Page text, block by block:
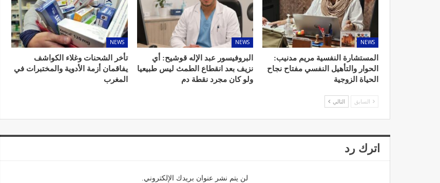
NEWS
المستشارة النفسية مريم مدنيب:
الحوار والتأهيل النفسي مفتاح نجاح
الحياة الزوجية
NEWS
البروفيسور عبد الإله قوشيح: أي
نزيف بعد انقطاع الطمث ليس طبيعيا
ولو كان مجرد نقطة دم
NEWS
تأخر الشحنات وغلاء الكواشف
يفاقمان أزمة الأدوية والمختبرات في
المغرب
السابق التالي
اترك رد
لن يتم نشر عنوان بريدك الإلكتروني.
مصحة الجامعة بأكادير.. منشأة طبيـة بمعايير